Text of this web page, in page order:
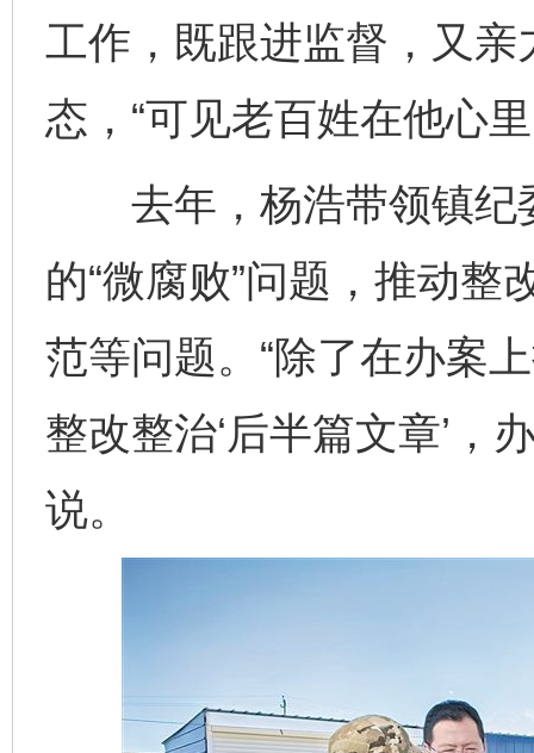
工作，既跟进监督，又
态，“可见老百姓在他心
去年，杨浩带领镇纪
的“微腐败”问题，推动
范等问题。“除了在办案
整改整治‘后半篇文章’，
说。